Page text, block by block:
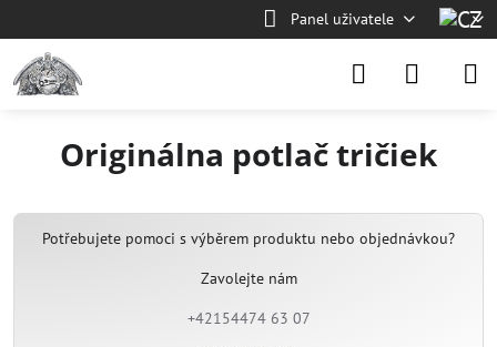
Panel uživatele
Originálna potlač tričiek
Potřebujete pomoci s výběrem produktu nebo objednávkou?
Zavolejte nám
+42154474 63 07